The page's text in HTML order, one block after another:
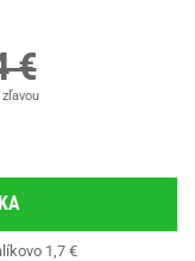
€
1,7 €